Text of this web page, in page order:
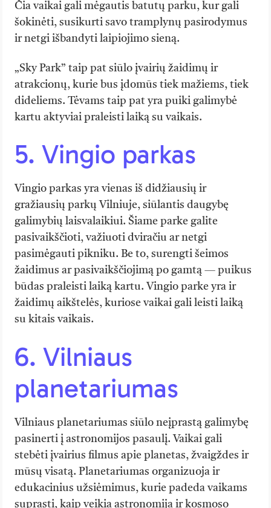
Čia vaikai gali mėgautis batutų parku, kur gali
šokinėti, susikurti savo tramplynų pasirodymus
ir netgi išbandyti laipiojimo sieną.
„Sky Park” taip pat siūlo įvairių žaidimų ir
atrakcionų, kurie bus įdomūs tiek mažiems, tiek
dideliems. Tėvams taip pat yra puiki galimybė
kartu aktyviai praleisti laiką su vaikais.
5. Vingio parkas
Vingio parkas yra vienas iš didžiausių ir
gražiausių parkų Vilniuje, siūlantis daugybę
galimybių laisvalaikiui. Šiame parke galite
pasivaikščioti, važiuoti dviračiu ar netgi
pasimėgauti pikniku. Be to, surengti šeimos
žaidimus ar pasivaikščiojimą po gamtą — puikus
būdas praleisti laiką kartu. Vingio parke yra ir
žaidimų aikštelės, kuriose vaikai gali leisti laiką
su kitais vaikais.
6. Vilniaus
planetariumas
Vilniaus planetariumas siūlo neįprastą galimybę
pasinerti į astronomijos pasaulį. Vaikai gali
stebėti įvairius filmus apie planetas, žvaigždes ir
mūsų visatą. Planetariumas organizuoja ir
edukacinius užsiėmimus, kurie padeda vaikams
suprasti, kaip veikia astronomija ir kosmoso